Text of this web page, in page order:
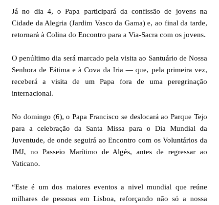
Já no dia 4, o Papa participará da confissão de jovens na
Cidade da Alegria (Jardim Vasco da Gama) e, ao final da tarde,
retornará à Colina do Encontro para a Via-Sacra com os jovens.
O penúltimo dia será marcado pela visita ao Santuário de Nossa
Senhora de Fátima e à Cova da Iria — que, pela primeira vez,
receberá a visita de um Papa fora de uma peregrinação
internacional.
No domingo (6), o Papa Francisco se deslocará ao Parque Tejo
para a celebração da Santa Missa para o Dia Mundial da
Juventude, de onde seguirá ao Encontro com os Voluntários da
JMJ, no Passeio Marítimo de Algés, antes de regressar ao
Vaticano.
“Este é um dos maiores eventos a nivel mundial que reúne
milhares de pessoas em Lisboa, reforçando não só a nossa